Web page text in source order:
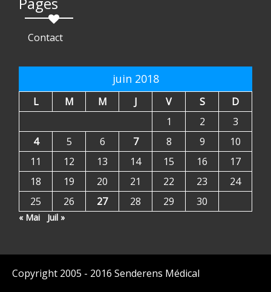
Contact
juin 2018
L M M J V S
D
1
2
3
4
5 6 7 8 9
10
11
12 13 14 15 16
17
18
19 20 21 22 23
24
25
26 27 28 29 30
« Mai Juil »
Copyright 2005 - 2016 Senderens Médical